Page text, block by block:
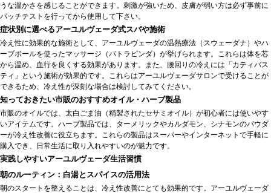
うな温かさを感じることができます。刺激が強いため、皮膚が弱い方は必ず事前に
パッチテストを行ってから使用して下さい。
症状別に選べるアーユルヴェーダ式スパや施術
冷え性に効果的な施術として、アーユルヴェーダの温熱療法（スウェーダナ）やハ
ーブボールを使ったマッサージ（パトラピンダ）が挙げられます。これらは体を芯
から温め、血行を良くする効果があります。また、腰回りの冷えには「カティバス
ティ」という施術が効果的です。これらはアーユルヴェーダサロンで受けることが
できるため、冷え性が深刻な場合は検討してみてください。
知っておきたい市販のおすすめオイル・ハーブ製品
市販のオイルでは、太白ごま油（精製されたセサミオイル）が初心者には使いやす
いアイテムです。ハーブ製品では、ターメリックやカルダモン、シナモンのパウダ
ーが冷え性改善に役立ちます。これらの製品はスーパーやインターネットで手軽に
購入でき、日常生活に取り入れやすいのが魅力です。
実践しやすいアーユルヴェーダ生活習慣
朝のルーティン：白湯とスパイスの活用法
朝のスタートを整えることは、冷え性改善にとても効果的です。アーユルヴェーダ